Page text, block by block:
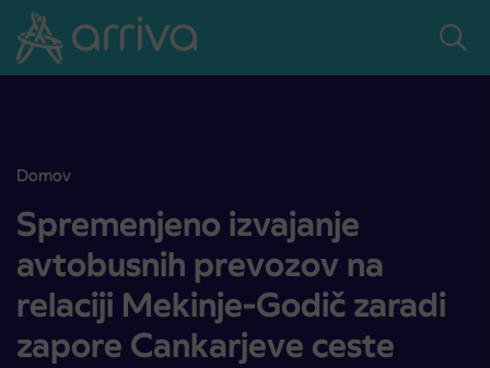
Skoči na vsebino
Domov
Spremenjeno izvajanje avtobusnih prevozov na relaciji Mekinje-
Spremenjeno izvajanje
avtobusnih prevozov na
relaciji Mekinje-Godič zaradi
zapore Cankarjeve ceste